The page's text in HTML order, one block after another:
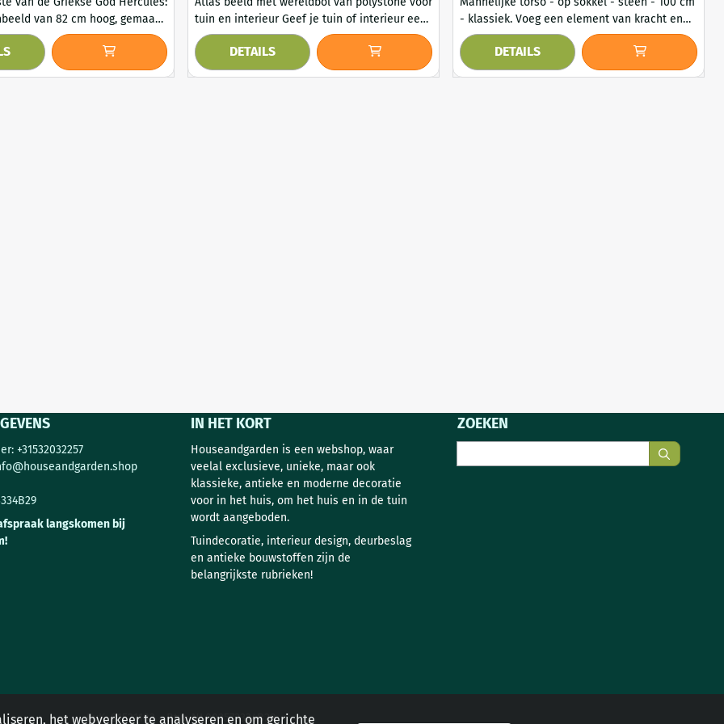
van 82 cm hoog, gemaakt
buste
uit massief steen
in een klassieke stijl. Met een
tuin en interieur Geef je tuin of interieur een
klassieke uitstraling met dit prachtige Atlas
beeld met wereldbol. Dit decoratieve beeld
van 70 cm hoog is geïnspireerd op de
DETAILS
- klassiek. Voeg een element van kracht en
verfijning toe aan je omgeving met dit
indrukwekkende beeld van een mannentorso
op sokkel. Met een hoogte van ca. 100 cm is
DETAILS
+31532032257
langskomen bij
IN HET KORT
Houseandgarden is een webshop, waar
veelal exclusieve, unieke, maar ook
klassieke, antieke en moderne decoratie
voor in het huis, om het huis en in de tuin
wordt aangeboden.
Tuindecoratie, interieur design, deurbeslag
en antieke bouwstoffen zijn de
belangrijkste rubrieken!
ZOEKEN
KvK: 81521103 - Btw: NL003573334B29
het webverkeer te analyseren en om gerichte